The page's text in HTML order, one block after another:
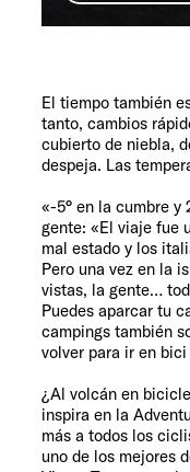
El tiempo también
tanto, cambios
cubierto de niebla,
despeja. Las
«-5° en la cumbre y
gente: «El viaje fue
mal estado y los
Pero una vez en la
vistas, la gente…
Puedes aparcar tu
campings también
volver para ir en
¿Al volcán en
inspira en la
más a todos los
uno de los mejores